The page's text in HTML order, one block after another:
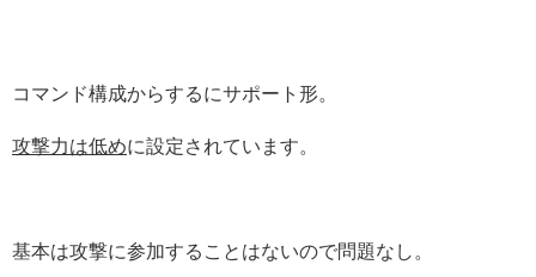
コマンド構成からするにサポート形。
攻撃力は低めに設定されています。
基本は攻撃に参加することはないので問題なし。